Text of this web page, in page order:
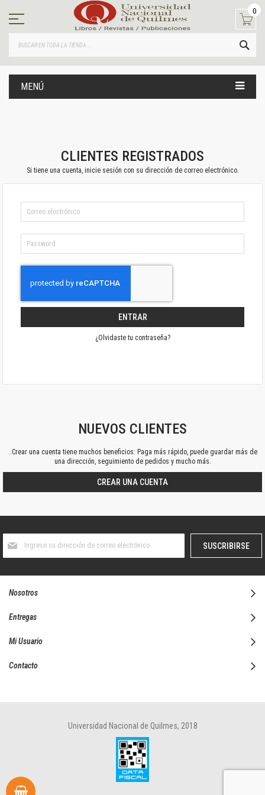
contenido
0
MENÚ
CLIENTES REGISTRADOS
Si tiene una cuenta, inicie sesión con su dirección de correo electrónico.
ENTRAR
¿Olvidaste tu contraseña?
NUEVOS CLIENTES
..Crear una cuenta tiene muchos beneficios: Paga más rápido, puede guardar más de
una dirección, seguimiento de pedidos y mucho más.
CREAR UNA CUENTA
boletín
SUSCRIBIRSE
Nosotros
Entregas
Mi Usuario
Contacto
Universidad Nacional de Quilmes, 2018